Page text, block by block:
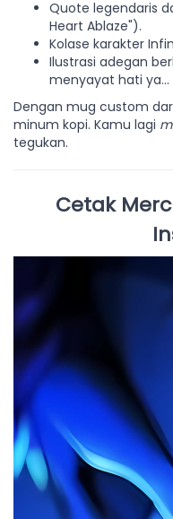
Quote legendaris
Heart Ablaze").
Kolase karakter
Ilustrasi adegan
menyayat hati
Dengan mug custom
minum kopi. Kamu lagi
tegukan.
Cetak